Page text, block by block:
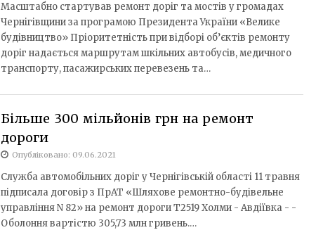
Масштабно стартував ремонт доріг та мостів у громадах
Чернігівщини за програмою Президента України «Велике
будівництво» Пріоритетність при відборі об’єктів ремонту
доріг надається маршрутам шкільних автобусів, медичного
транспорту, пасажирських перевезень та…
Більше 300 мільйонів грн на ремонт
дороги
Опубліковано: 09.06.2021
Служба автомобільних доріг у Чернігівській області 11 травня
підписала договір з ПрАТ «Шляхове ремонтно-­будівельне
управління N 82» на ремонт дороги Т­25­19 Холми - ­Авдіївка - ­
Оболоння вартістю 305,73 млн гривень.…